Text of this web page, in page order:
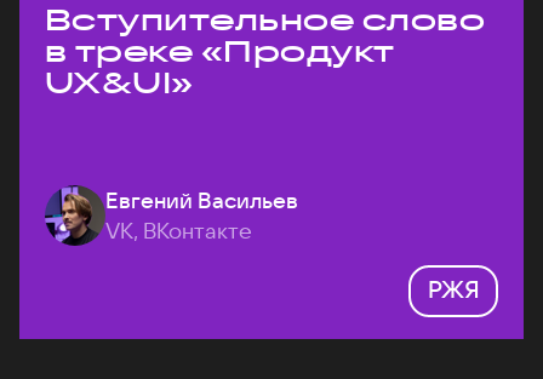
Вступительное слово
в треке «Продукт
UX&UI»
Евгений Васильев
VK, ВКонтакте
РЖЯ